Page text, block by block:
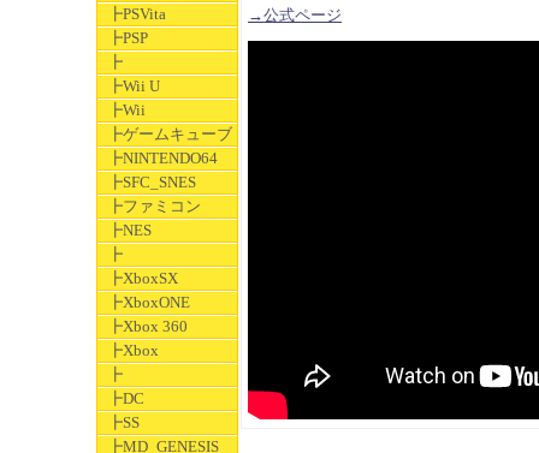
┣PSVita
┣PSP
┣
┣Wii U
┣Wii
┣ゲームキューブ
┣NINTENDO64
┣SFC_SNES
┣ファミコン
┣NES
┣
┣XboxSX
┣XboxONE
┣Xbox 360
┣Xbox
┣
┣DC
┣SS
┣MD_GENESIS
→公式ページ